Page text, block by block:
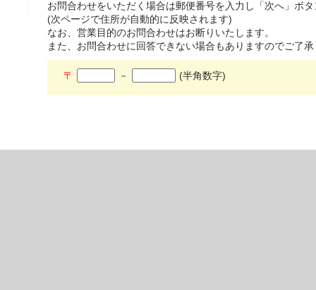
お問合わせをいただく場合は郵便番号を入力し「次へ」ボ
(次ページで住所が自動的に反映されます)
なお、営業目的のお問合わせはお断りいたします。
また、お問合わせに回答できない場合もありますのでご了
〒 － (半角数字)